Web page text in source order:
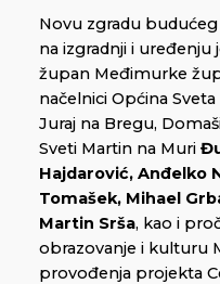
Novu zgradu budućeg
na izgradnji i uređenju
župan Međimurke
načelnici Općina
Juraj na Bregu,
Sveti Martin na Muri
Hajdarović, Anđelko
Tomašek, Mihael
Martin Srša, kao i
obrazovanje i kulturu
provođenja projekta